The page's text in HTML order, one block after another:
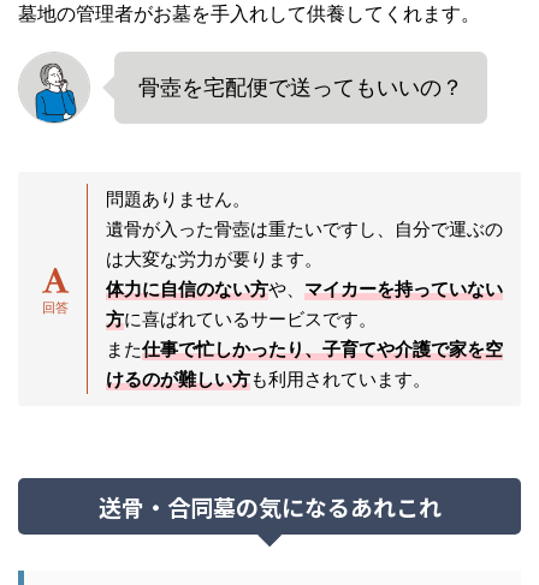
墓地の管理者がお墓を手入れして供養してくれます。
骨壺を宅配便で送ってもいいの？
問題ありません。
遺骨が入った骨壺は重たいですし、自分で運ぶの
は大変な労力が要ります。
体力に自信のない方や、 マイカーを持っていない
方に喜ばれているサービスです。
また仕事で忙しかったり、子育てや介護で家を空
けるのが難しい方も利用されています。
送骨・合同墓の気になるあれこれ